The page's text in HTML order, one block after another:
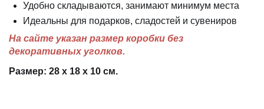
Удобно складываются, занимают минимум места
Идеальны для подарков, сладостей и сувениров
На сайте указан размер коробки без
декоративных уголков.
Размер: 28 х 18 х 10 см.